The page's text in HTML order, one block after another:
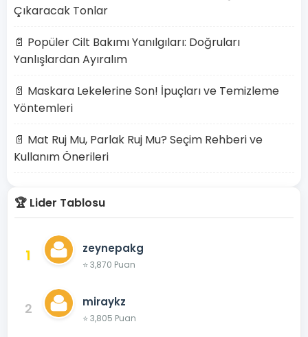
Çıkaracak Tonlar
📄 Popüler Cilt Bakımı Yanılgıları: Doğruları
Yanlışlardan Ayıralım
📄 Maskara Lekelerine Son! İpuçları ve Temizleme
Yöntemleri
📄 Mat Ruj Mu, Parlak Ruj Mu? Seçim Rehberi ve
Kullanım Önerileri
🏆 Lider Tablosu
1 zeynepakg
⭐ 3,870 Puan
2 miraykz
⭐ 3,805 Puan